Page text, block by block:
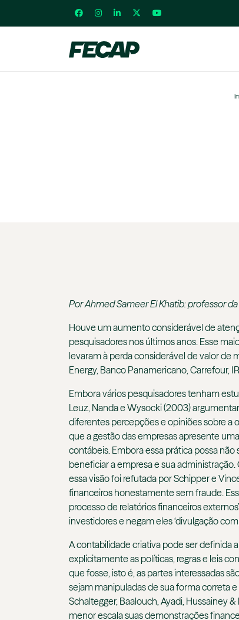
Por Ahmed Sameer El Khatib: professor
Houve um aumento considerável de
pesquisadores nos últimos anos. Esse
levaram à perda considerável de valor de
Energy, Banco Panamericano, Carrefour,
Embora vários pesquisadores tenham
Leuz, Nanda e Wysocki (2003)
diferentes percepções e opiniões sobre a
que a gestão das empresas apresente
contábeis. Embora essa prática possa
beneficiar a empresa e sua
essa visão foi refutada por Schipper e
financeiros honestamente sem fraude.
processo de relatórios financeiros
investidores e negam eles ‘divulgação
A contabilidade criativa pode ser definida
explicitamente as políticas, regras e leis
que fosse, isto é, as partes interessadas
sejam manipuladas de sua forma correta
Schaltegger, Baalouch, Ayadi, Hussainey
menor escala suas demonstrações